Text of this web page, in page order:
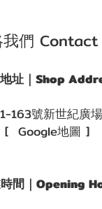
我們 Contact
地址｜Shop
163號新世紀廣
[ Google地圖 ]
時間｜Opening